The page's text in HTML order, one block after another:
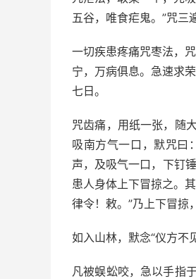
五谷，唯食疟鬼。”咒三
一切疾患疼痛咒枣法，咒
宁，万病俱息。急速求
七日。
咒齿痛，用纸一张，随
吸南方气一口，默咒曰
声，及吸气一口，下钉
患人身体上下冒掠之。
律令！敕。”乃上下冒掠
如入山林，默念“仪方不
凡被蜈蚣咬，急以手指